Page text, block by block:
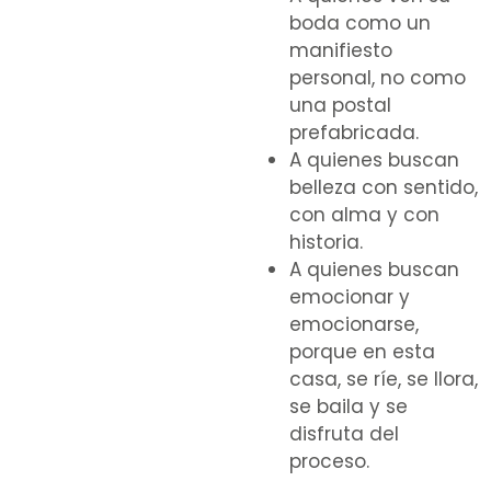
boda como un
manifiesto
personal, no como
una postal
prefabricada.
A quienes buscan
belleza con sentido,
con alma y con
historia.
A quienes buscan
emocionar y
emocionarse,
porque en esta
casa, se ríe, se llora,
se baila y se
disfruta del
proceso.